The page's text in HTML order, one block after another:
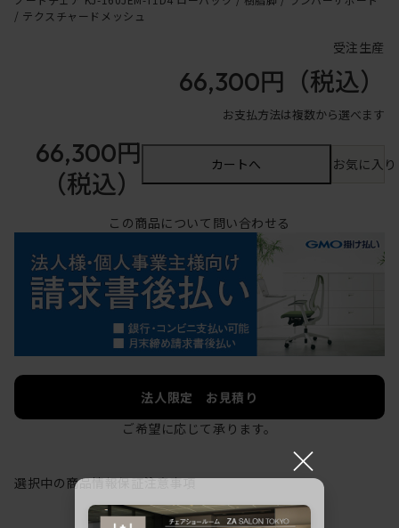
/ テクスチャードメッシュ
受注生産
66,300円 （税込）
お支払方法は複数から選べます
66,300円
（税込）
カートへ お気に入
この商品について問い合わせる
法人限定 お見積り
ご希望に応じて承ります。
選択中の商品情報保証注意事項
×